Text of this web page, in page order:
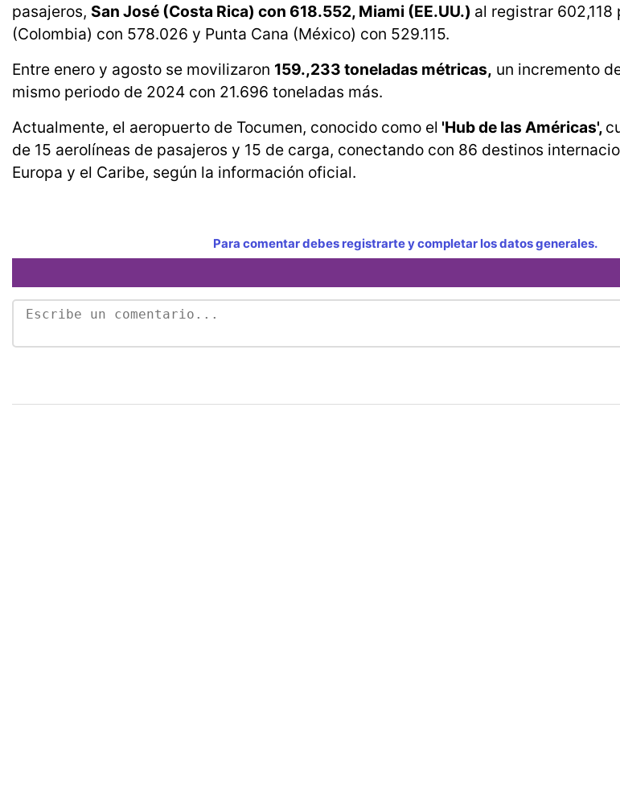
pasajeros, San José (Costa Rica) con 618.552, Miami (EE.UU.) al registrar
(Colombia) con 578.026 y Punta Cana (México) con 529.115.
Entre enero y agosto se movilizaron 159.,233 toneladas métricas, un incremento
mismo periodo de 2024 con 21.696 toneladas más.
Actualmente, el aeropuerto de Tocumen, conocido como el 'Hub de las Américas',
de 15 aerolíneas de pasajeros y 15 de carga, conectando con 86 destinos
Europa y el Caribe, según la información oficial.
Para comentar debes registrarte y completar los datos generales.